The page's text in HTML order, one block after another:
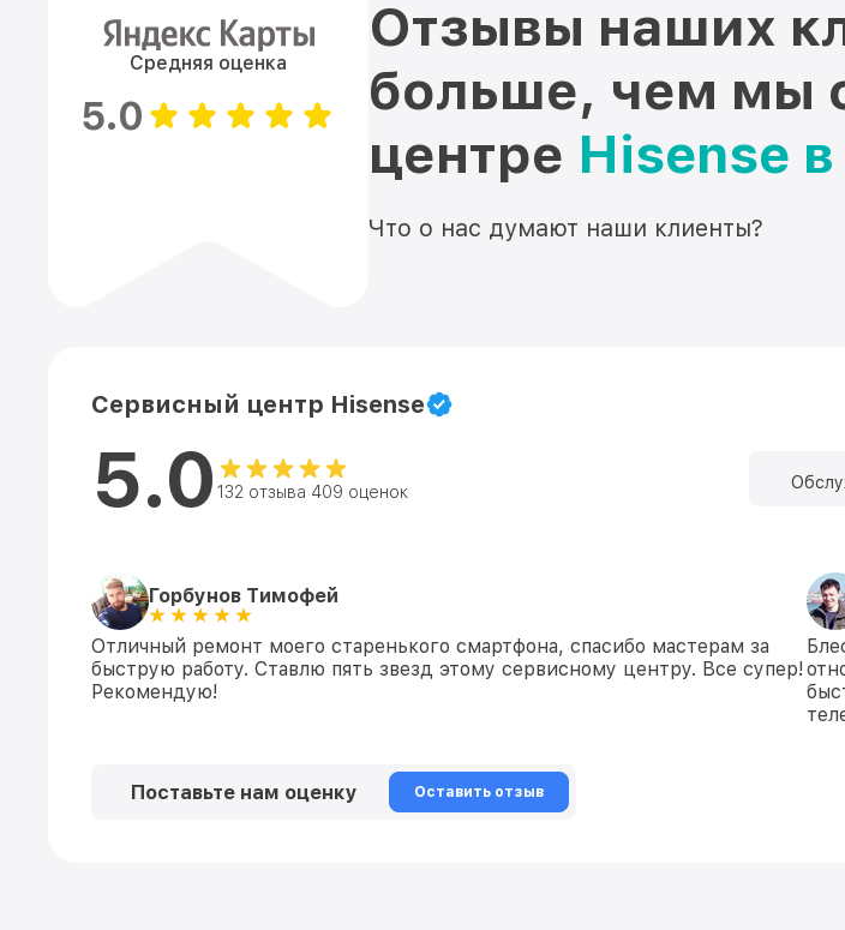
Средняя оценка
5.0
Отзывы наших
больше, чем мы
центре Hisense
Что о нас думают наши клиенты?
Сервисный центр Hisense
5.0 132 отзыва 409 оценок
Горбунов Тимофей
Отличный ремонт моего старенького смартфона, спасибо мастерам за
быструю работу. Ставлю пять звезд этому сервисному центру. Все супер!
Рекомендую!
Поставьте нам оценку Оставить отзыв